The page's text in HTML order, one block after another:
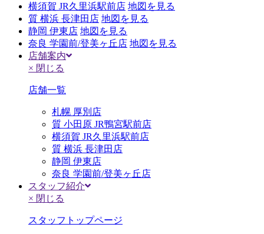
横須賀 JR久里浜駅前店 地図を見る
質 横浜 長津田店 地図を見る
静岡 伊東店 地図を見る
奈良 学園前/登美ヶ丘店 地図を見る
店舗案内
× 閉じる
店舗一覧
札幌 厚別店
質 小田原 JR鴨宮駅前店
横須賀 JR久里浜駅前店
質 横浜 長津田店
静岡 伊東店
奈良 学園前/登美ヶ丘店
スタッフ紹介
× 閉じる
スタッフトップページ